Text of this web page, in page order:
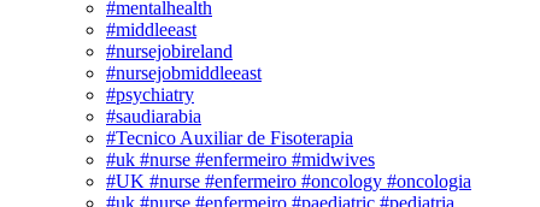
#mentalhealth
#middleeast
#nursejobireland
#nursejobmiddleeast
#psychiatry
#saudiarabia
#Tecnico Auxiliar de Fisoterapia
#uk #nurse #enfermeiro #midwives
#UK #nurse #enfermeiro #oncology #oncologia
#uk #nurse #enfermeiro #paediatric #pediatria